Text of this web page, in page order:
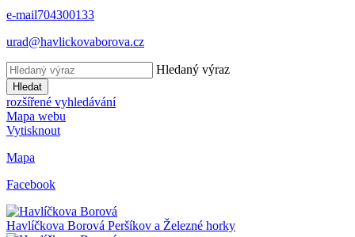
e-mail704300133
urad@havlickovaborova.cz
Hledaný výraz
Hledat
rozšířené vyhledávání
Mapa webu
Vytisknout
Mapa
Facebook
Havlíčkova Borová Peršíkov a Železné horky